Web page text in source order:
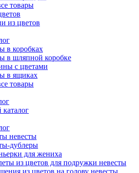
товары
из цветов
в коробках
в шляпной коробке
с цветами
в ящиках
товары
невесты
дублеры
для жениха
из цветов для подружки невесты